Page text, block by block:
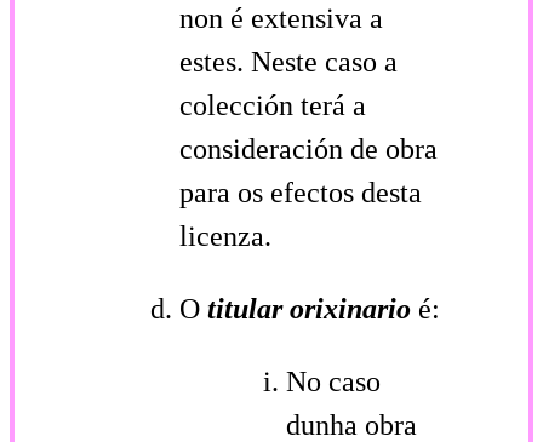
non é extensiva a
estes. Neste caso a
colección terá a
consideración de obra
para os efectos desta
licenza.
O titular orixinario é:
No caso
dunha obra